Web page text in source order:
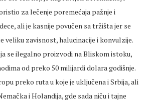
za lečenje poremećaja pažnje i
ali je kasnije povučen sa tržišta jer se
veliku zavisnost, halucinacije i konvulzije.
se ilegalno proizvodi na Bliskom istoku,
od preko 50 milijardi dolara godišnje.
preko ruta u koje je uključena i Srbija, ali
i Holandija, gde sada niču i tajne